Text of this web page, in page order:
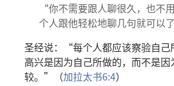
“你不需要跟人聊很久，也不
个人跟他轻松地聊几句就可
圣经说：“每个人都应该察验自己
高兴是因为自己所做的，而不是因
较。”（加拉太书6:4）